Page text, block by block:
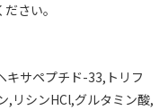
さい。
キサペプチド-33,トリフ
,リシンHCl,グルタミン酸,